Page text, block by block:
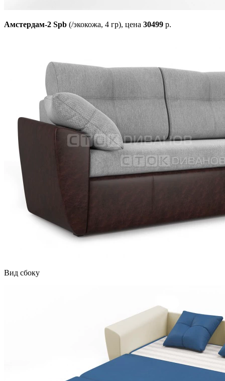
Амстердам-2 Spb (/экокожа, 4 гр), цена 30499 р.
Вид сбоку